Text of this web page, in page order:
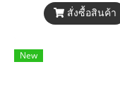
พร้อมหน้าต่างเปิดรับลม
สั่งซื้อสินค้า
New